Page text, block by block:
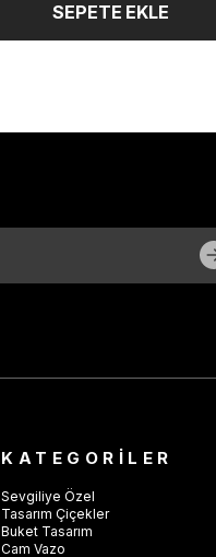
SEPETE EKLE
KATEGORİLER
Sevgiliye Özel
Tasarım Çiçekler
Buket Tasarım
Cam Vazo